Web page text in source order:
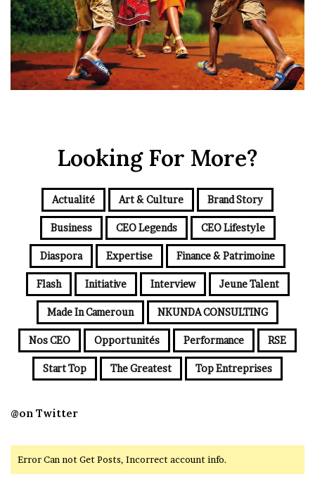
Looking For More?
Actualité Art & Culture Brand Story
Business CEO Legends CEO Lifestyle
Diaspora Expertise Finance & Patrimoine
Flash Initiative Interview Jeune Talent
Made In Cameroun NKUNDA CONSULTING
Nos CEO Opportunités Performance RSE
Start Top The Greatest Top Entreprises
@on Twitter
Error Can not Get Posts, Incorrect account info.